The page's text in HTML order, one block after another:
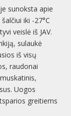
sunoksta apie
iki -27°C
veislė iš JAV.
sulaukė
iš visų
raudonai
Uogos
greitiems